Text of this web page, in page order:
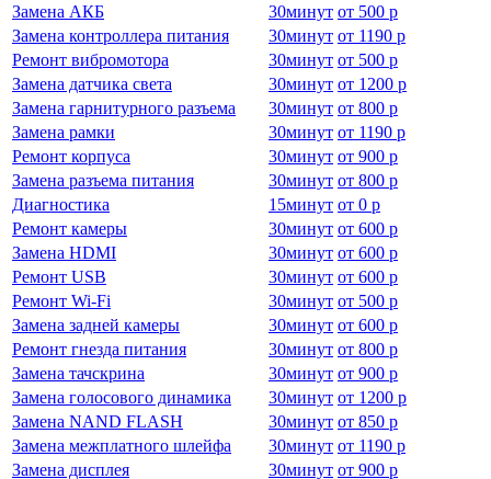
Замена АКБ
30минут от 500 р
Замена контроллера питания
30минут от 1190 р
Ремонт вибромотора
30минут от 500 р
Замена датчика света
30минут от 1200 р
Замена гарнитурного разъема
30минут от 800 р
Замена рамки
30минут от 1190 р
Ремонт корпуса
30минут от 900 р
Замена разъема питания
30минут от 800 р
Диагностика
15минут от 0 р
Ремонт камеры
30минут от 600 р
Замена HDMI
30минут от 600 р
Ремонт USB
30минут от 600 р
Ремонт Wi-Fi
30минут от 500 р
Замена задней камеры
30минут от 600 р
Ремонт гнезда питания
30минут от 800 р
Замена тачскрина
30минут от 900 р
Замена голосового динамика
30минут от 1200 р
Замена NAND FLASH
30минут от 850 р
Замена межплатного шлейфа
30минут от 1190 р
Замена дисплея
30минут от 900 р